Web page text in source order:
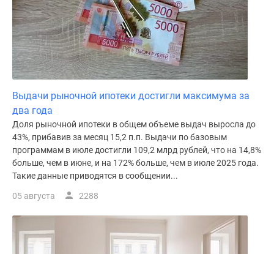
водоема
Коттеджные
поселки
ипотеку
Бизнес-
центры
Коттеджи
Скидки
акции
Макс
Выдачи рыночной ипотеки достигли максимума за
два года
Доля рыночной ипотеки в общем объеме выдач выросла до
43%, прибавив за месяц 15,2 п.п. Выдачи по базовым
программам в июле достигли 109,2 млрд рублей, что на 14,8%
больше, чем в июне, и на 172% больше, чем в июле 2025 года.
Такие данные приводятся в сообщении...
05 августа 2288